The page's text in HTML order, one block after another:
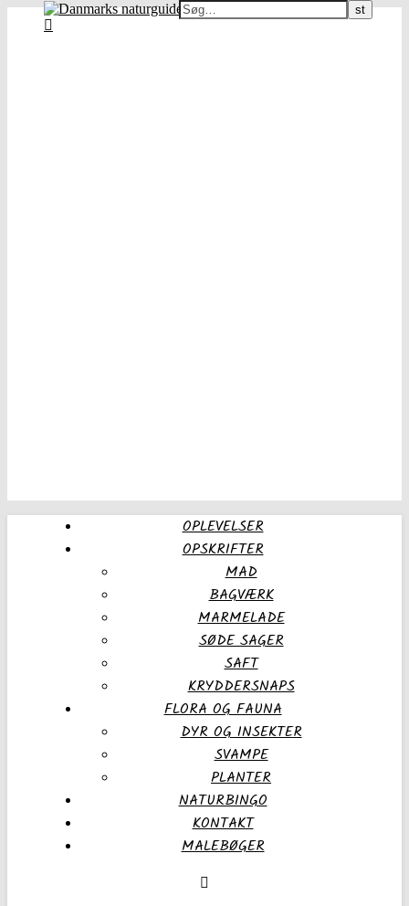
OPLEVELSER
OPSKRIFTER
MAD
BAGVÆRK
MARMELADE
SØDE SAGER
SAFT
KRYDDERSNAPS
FLORA OG FAUNA
DYR OG INSEKTER
SVAMPE
PLANTER
NATURBINGO
KONTAKT
MALEBØGER